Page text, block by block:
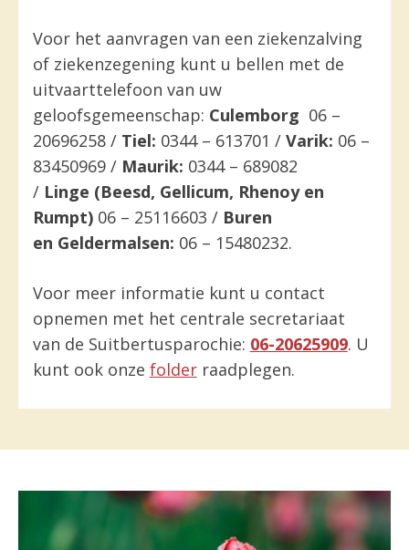
Voor het aanvragen van een ziekenzalving
of ziekenzegening kunt u bellen met de
uitvaarttelefoon van uw
geloofsgemeenschap: Culemborg 06 –
20696258 / Tiel: 0344 – 613701 / Varik: 06 –
83450969 / Maurik: 0344 – 689082
/ Linge (Beesd, Gellicum, Rhenoy en
Rumpt)06 – 25116603 / Buren
en Geldermalsen: 06 – 15480232.
Voor meer informatie kunt u contact
opnemen met het centrale secretariaat
van de Suitbertusparochie: 06-20625909. U
kunt ook onze folderraadplegen.